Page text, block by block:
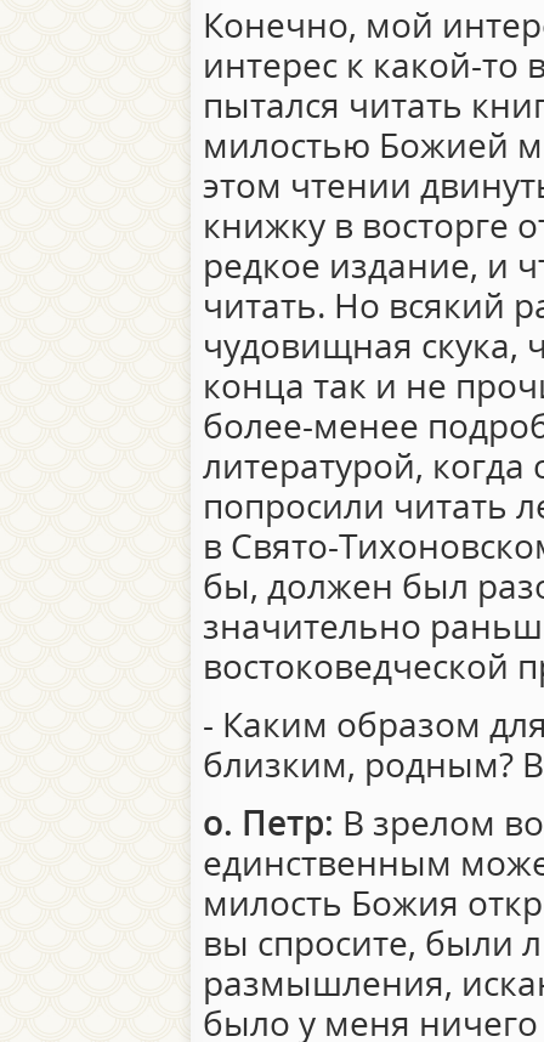
Конечно, мой
интерес к какой-то
пытался читать
милостью Божией
этом чтении
книжку в восторге
редкое издание, и
читать. Но всякий
чудовищная скука,
конца так и не
более-менее
литературой,
попросили читать
в Свято-
бы, должен был
значительно
востоковедческой
- Каким образом
близким, родным?
о. Петр: В зрелом
единственным
милость Божия
вы спросите, были
размышления,
было у меня